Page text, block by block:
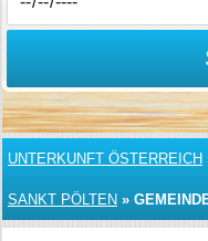
UNTERKUNFT ÖSTERREICH
SANKT PÖLTEN »